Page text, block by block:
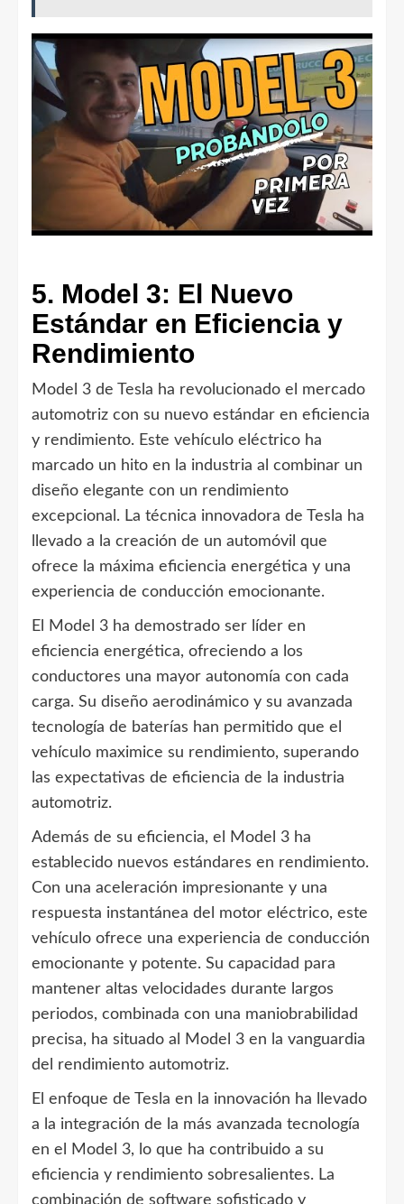
5. Model 3: El Nuevo
Estándar en Eficiencia y
Rendimiento
Model 3 de Tesla ha revolucionado el mercado
automotriz con su nuevo estándar en eficiencia
y rendimiento. Este vehículo eléctrico ha
marcado un hito en la industria al combinar un
diseño elegante con un rendimiento
excepcional. La técnica innovadora de Tesla ha
llevado a la creación de un automóvil que
ofrece la máxima eficiencia energética y una
experiencia de conducción emocionante.
El Model 3 ha demostrado ser líder en
eficiencia energética, ofreciendo a los
conductores una mayor autonomía con cada
carga. Su diseño aerodinámico y su avanzada
tecnología de baterías han permitido que el
vehículo maximice su rendimiento, superando
las expectativas de eficiencia de la industria
automotriz.
Además de su eficiencia, el Model 3 ha
establecido nuevos estándares en rendimiento.
Con una aceleración impresionante y una
respuesta instantánea del motor eléctrico, este
vehículo ofrece una experiencia de conducción
emocionante y potente. Su capacidad para
mantener altas velocidades durante largos
periodos, combinada con una maniobrabilidad
precisa, ha situado al Model 3 en la vanguardia
del rendimiento automotriz.
El enfoque de Tesla en la innovación ha llevado
a la integración de la más avanzada tecnología
en el Model 3, lo que ha contribuido a su
eficiencia y rendimiento sobresalientes. La
combinación de software sofisticado y